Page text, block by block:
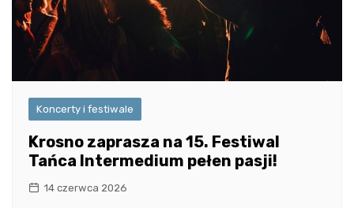
Koncerty i festiwale
Krosno zaprasza na 15. Festiwal
Tańca Intermedium pełen pasji!
14 czerwca 2026